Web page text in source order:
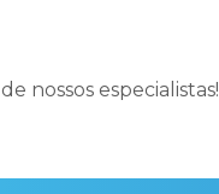
nossos especialistas!